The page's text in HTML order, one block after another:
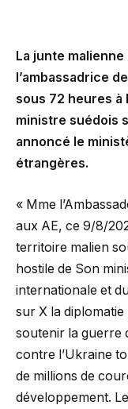
La junte
l’ambassadrice
sous 72 heures à
ministre suédois
annoncé le
étrangères.
« Mme
aux AE, ce 9/8/
territoire malien
hostile de Son
internationale et
sur X la diplomatie
soutenir la guerre
contre l’Ukraine
de millions de
développement.